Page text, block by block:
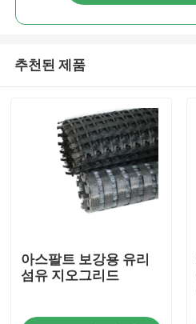
추천된 제품
아스팔트 보강용 유리
섬유 지오그리드